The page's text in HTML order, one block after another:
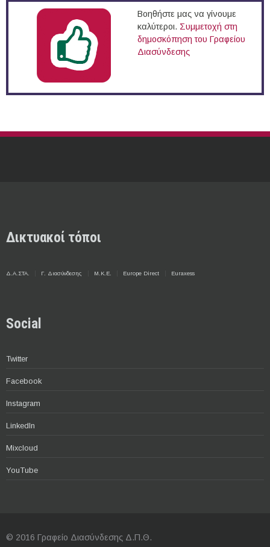
Βοηθήστε μας να γίνουμε
καλύτεροι. Συμμετοχή στη
δημοσκόπηση του Γραφείου
Διασύνδεσης
Δικτυακοί τόποι
Δ.Α.ΣΤΑ. Γ. Διασύνδεσης Μ.Κ.Ε. Europe Direct Euraxess
Social
Twitter
Facebook
Instagram
LinkedIn
Mixcloud
YouTube
© 2016 Γραφείο Διασύνδεσης Δ.Π.Θ.